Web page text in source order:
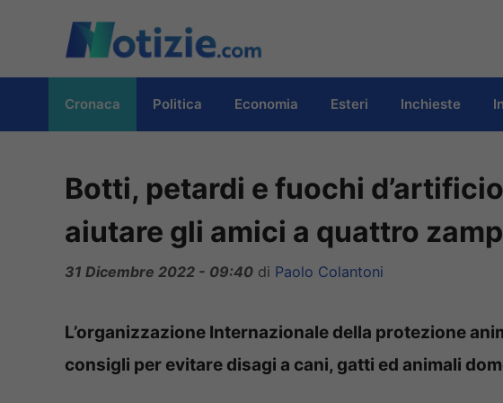
contenuto
Cronaca Politica Economia Esteri Inchieste
Botti, petardi e fuochi
aiutare gli amici a quattro
31 Dicembre 2022 - 09:40 di Paolo Colantoni
L’organizzazione Internazionale della protezione
consigli per evitare disagi a cani, gatti ed animali